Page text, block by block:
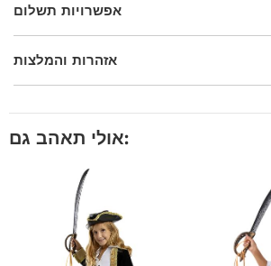
אפשרויות תשלום
אזהרות והמלצות
אולי תאהב גם: